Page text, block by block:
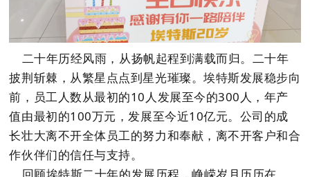
二十年历经风雨，从扬帆起程到满载而归。二十年
披荆斩棘，从繁星点点到星光璀璨。埃特斯发展稳步向
前，员工人数从最初的10人发展至今的300人，年产
值由最初的100万元，发展至今近10亿元。公司的成
长壮大离不开全体员工的努力和奉献，离不开客户和合
作伙伴们的信任与支持。